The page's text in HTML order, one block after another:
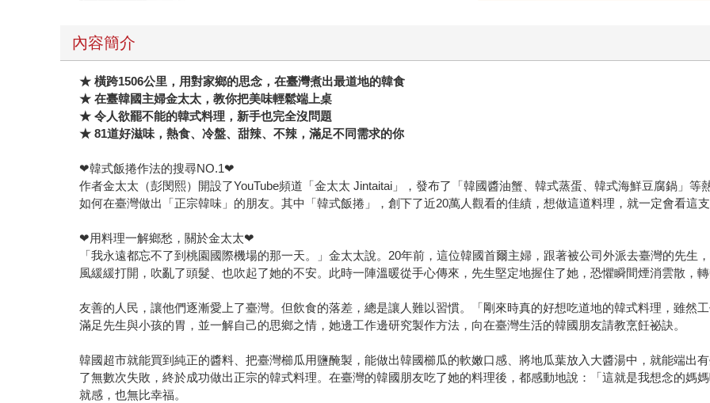
內容簡介
★ 橫跨1506公里，用對家鄉的思念，在臺灣煮出最道地的韓食
★ 在臺韓國主婦金太太，教你把美味輕鬆端上桌
★ 令人欲罷不能的韓式料理，新手也完全沒問題
★ 81道好滋味，熱食、冷盤、甜辣、不辣，滿足不同需求的你
❤韓式飯捲作法的搜尋NO.1❤
作者金太太（彭閔熙）開設了YouTube頻道「金太太 Jintaitai」，發布了「韓國醬油蟹、韓式蒸蛋、韓式海鮮豆腐鍋」
如何在臺灣做出「正宗韓味」的朋友。其中「韓式飯捲」，創下了近20萬人觀看的佳績，想做這道料理，就一定會看這
❤用料理一解鄉愁，關於金太太❤
「我永遠都忘不了到桃園國際機場的那一天。」金太太說。20年前，這位韓國首爾主婦，跟著被公司外派去臺灣的先生
風緩緩打開，吹亂了頭髮、也吹起了她的不安。此時一陣溫暖從手心傳來，先生堅定地握住了她，恐懼瞬間煙消雲散，
友善的人民，讓他們逐漸愛上了臺灣。但飲食的落差，總是讓人難以習慣。「剛來時真的好想吃道地的韓式料理，雖然
滿足先生與小孩的胃，並一解自己的思鄉之情，她邊工作邊研究製作方法，向在臺灣生活的韓國朋友請教烹飪祕訣。
韓國超市就能買到純正的醬料、把臺灣櫛瓜用鹽醃製，能做出韓國櫛瓜的軟嫩口感、將地瓜葉放入大醬湯中，就能端
了無數次失敗，終於成功做出正宗的韓式料理。在臺灣的韓國朋友吃了她的料理後，都感動地說：「這就是我想念的媽
就感，也無比幸福。